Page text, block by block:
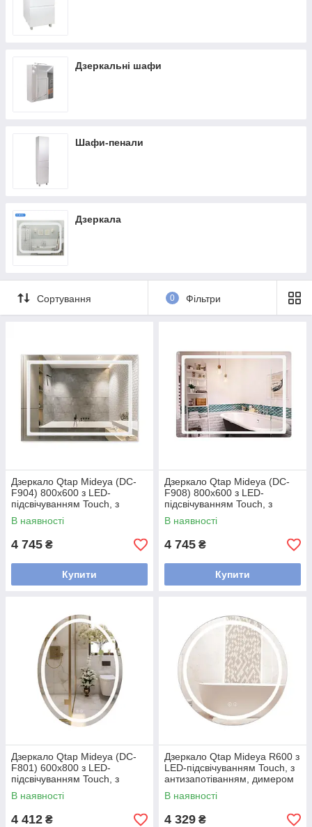
Дзеркальні шафи
Шафи-пенали
Дзеркала
Сортування 0 Фільтри
Дзеркало Qtap Mideya (DC-
F904) 800х600 з LED-
підсвічуванням Touch, з
димером QT2078F904W
В наявності
4 745 ₴
Купити
Дзеркало Qtap Mideya (DC-
F908) 800х600 з LED-
підсвічуванням Touch, з
димером QT2078F908W
В наявності
4 745 ₴
Купити
Дзеркало Qtap Mideya (DC-
F801) 600х800 з LED-
підсвічуванням Touch, з
антизапотіванням, димером
QT2078F801W
В наявності
4 412 ₴
Дзеркало Qtap Mideya R600 з
LED-підсвічуванням Touch, з
антизапотіванням, димером
QT2078F803W
В наявності
4 329 ₴